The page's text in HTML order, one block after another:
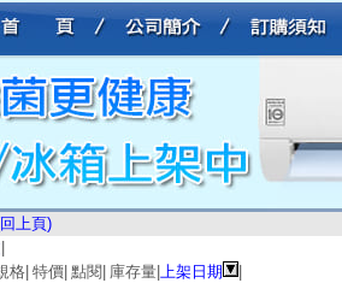
上頁)
格 特價 點閱 庫存量 上架日期